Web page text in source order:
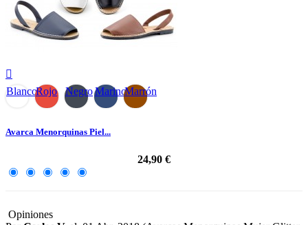

BlancoRojo NegroMarinoMarrón
Avarca Menorquinas Piel...
24,90 €
Opiniones